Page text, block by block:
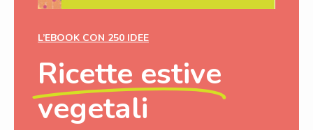
L’EBOOK CON 250 IDEE
Ricette estive
vegetali